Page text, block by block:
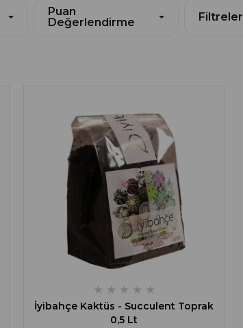
Puan
Değerlendirme
Filtreler
★ ★ ★ ★ ★
İyibahçe Kaktüs - Succulent Toprak
0,5 Lt